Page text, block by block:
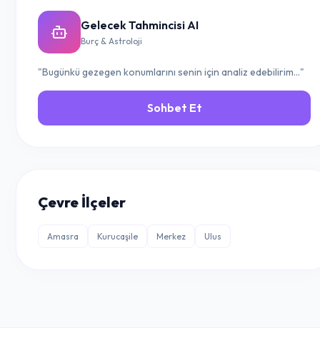
Gelecek Tahmincisi AI
Burç & Astroloji
"Bugünkü gezegen konumlarını senin için analiz edebilirim..."
Sohbet Et
Çevre İlçeler
Amasra Kurucaşile Merkez Ulus